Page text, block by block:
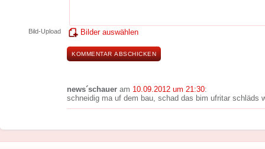
Bild-Upload Bilder auswählen
news´schauer am 10.09.2012 um 21:30:
schneidig ma uf dem bau, schad das bim ufritar schläds